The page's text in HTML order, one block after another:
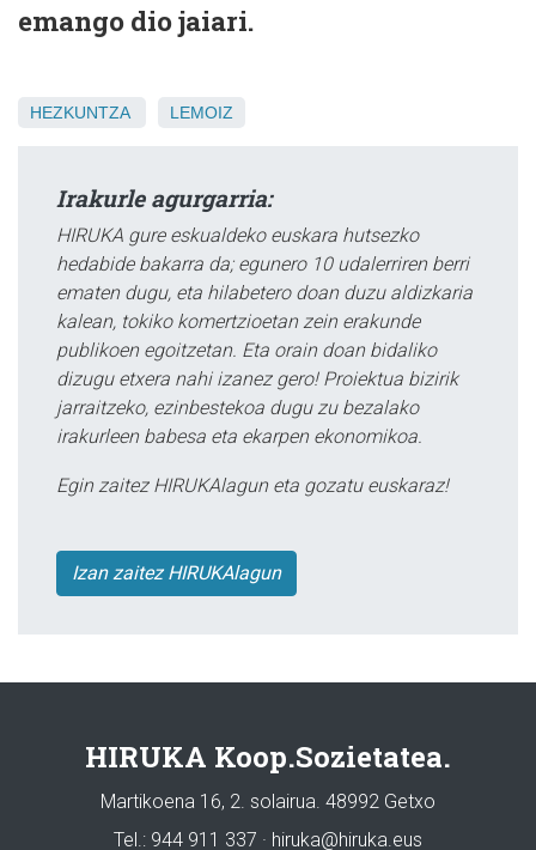
emango dio jaiari.
HEZKUNTZA LEMOIZ
Irakurle agurgarria:
HIRUKA gure eskualdeko euskara hutsezko
hedabide bakarra da; egunero 10 udalerriren berri
ematen dugu, eta hilabetero doan duzu aldizkaria
kalean, tokiko komertzioetan zein erakunde
publikoen egoitzetan. Eta orain doan bidaliko
dizugu etxera nahi izanez gero! Proiektua bizirik
jarraitzeko, ezinbestekoa dugu zu bezalako
irakurleen babesa eta ekarpen ekonomikoa.
Egin zaitez HIRUKAlagun eta gozatu euskaraz!
Izan zaitez HIRUKAlagun
HIRUKA Koop.Sozietatea.
Martikoena 16, 2. solairua. 48992 Getxo
Tel.: 944 911 337 · hiruka@hiruka.eus